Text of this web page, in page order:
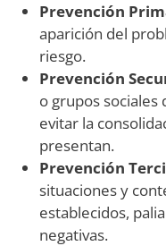
Prevención
aparición del
riesgo.
Prevención
o grupos sociales
evitar la
presentan.
Prevención
situaciones y
establecidos,
negativas.